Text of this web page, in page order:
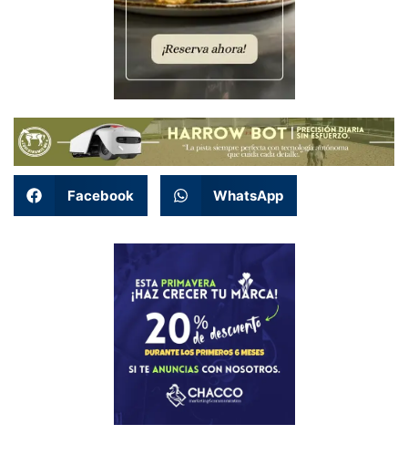
Facebook WhatsApp